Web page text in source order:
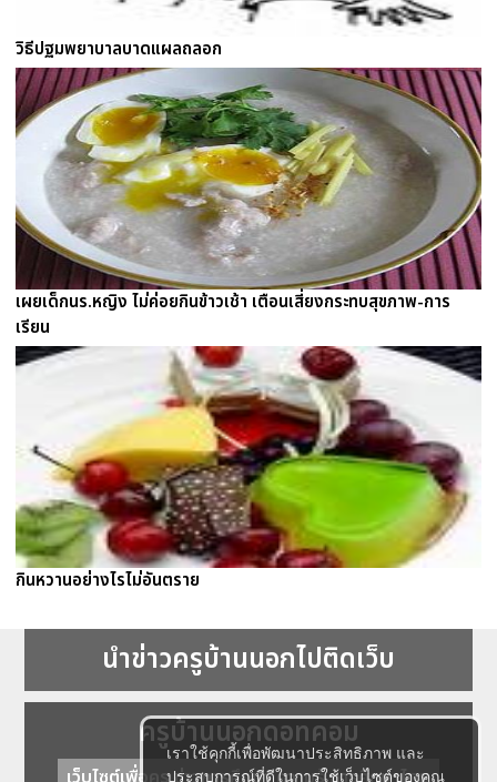
เราใช้คุกกี้เพื่อพัฒนาประสิทธิภาพ และ
ประสบการณ์ที่ดีในการใช้เว็บไซต์ของคุณ
วิธีปฐมพยาบาลบาดแผลถลอก
เผยเด็กนร.หญิง ไม่ค่อยกินข้าวเช้า เตือนเสี่ยงกระทบสุขภาพ-การ
เรียน
กินหวานอย่างไรไม่อันตราย
นำข่าวครูบ้านนอกไปติดเว็บ
ครูบ้านนอกดอทคอม